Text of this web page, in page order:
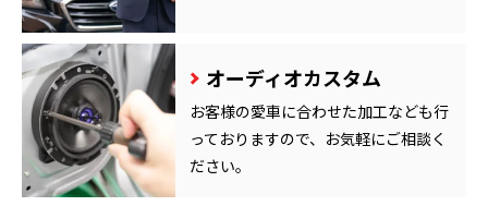
オーディオカスタム
お客様の愛車に合わせた加工なども行
っておりますので、お気軽にご相談く
ださい。